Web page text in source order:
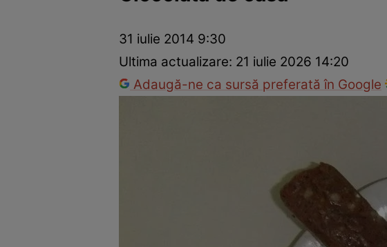
Mâncăruri rapideRețete cu legume
31 iulie 2014 9:30
Ultima actualizare: 21 iulie 2026 14:20
Adaugă-ne ca sursă preferată în Google